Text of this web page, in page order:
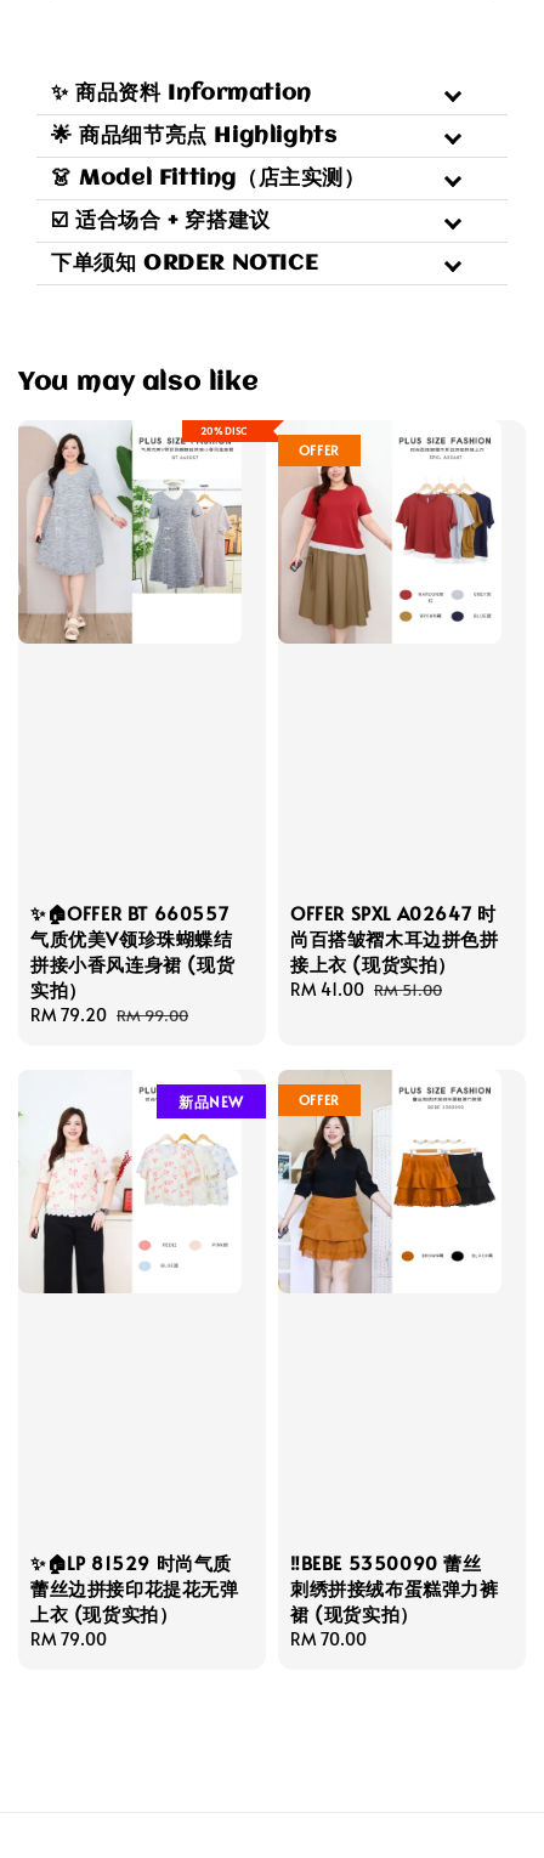
✨ 商品资料 Information
🌟 商品细节亮点 Highlights
👗 Model Fitting（店主实测）
☑️ 适合场合 + 穿搭建议
下单须知 ORDER NOTICE
You may also like
20%DISC
✨🏠OFFER BT 660557
气质优美V领珍珠蝴蝶结
拼接小香风连身裙 (现货
实拍）
Sale
RM 79.20 Regular
RM 99.00
OFFER
OFFER SPXL A02647 时
尚百搭皱褶木耳边拼色拼
接上衣 (现货实拍）
Sale
RM 41.00 Regular
RM 51.00
新品NEW
✨🏠LP 81529 时尚气质
蕾丝边拼接印花提花无弹
上衣 (现货实拍）
Regular
RM 79.00
OFFER
‼️BEBE 5350090 蕾丝
刺绣拼接绒布蛋糕弹力裤
裙 (现货实拍）
Regular
RM 70.00